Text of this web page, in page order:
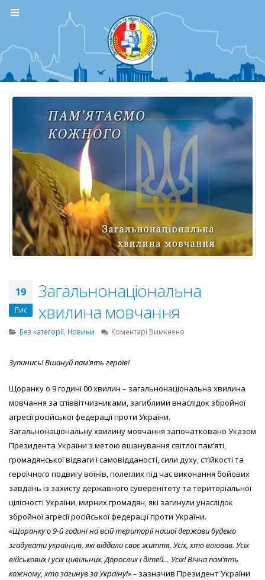
19
Лис
Загальнонаціональна
хвилина мовчання
Без категорії, Новини Коментарі Вимкнено
Зупинись! Вшануй пам’ять героїв!
Щоранку о 9 годині 00 хвилин – загальнонаціональна хвилина
мовчання за співвітчизниками, загиблими внаслідок збройної
агресії російської федерації проти України.
Загальнонаціональну хвилину мовчання започатковано Указом
Президента України з метою вшанування світлої пам’яті,
громадянської відваги і самовідданості, сили духу, стійкості та
героїчного подвигу воїнів, полеглих під час виконання бойових
завдань із захисту державного суверенітету та територіальної
цілісності України, мирних громадян, які загинули унаслідок
збройної агресії російської федерації проти України.
«Щоранку о 9-й годині на всій території нашої держави будемо
згадувати українців, які віддали своє життя. Усіх, хто воював. Усіх
військових і усіх цивільних. Дорослих і дітей… Усіх! Вічна памʼять
кожному, хто загинув за Україну!» – зазначив Президент України